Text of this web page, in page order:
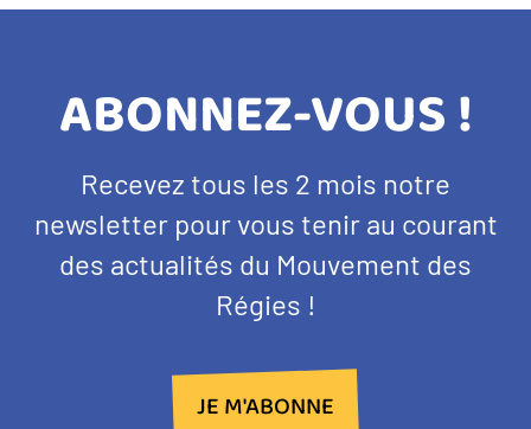
TITRE
BANDEAU
NEWSLETTER
ABONNEZ-VOUS !
Texte
d'introduction
Recevez tous les 2 mois notre
newsletter pour vous tenir au courant
des actualités du Mouvement des
Régies !
JE M'ABONNE